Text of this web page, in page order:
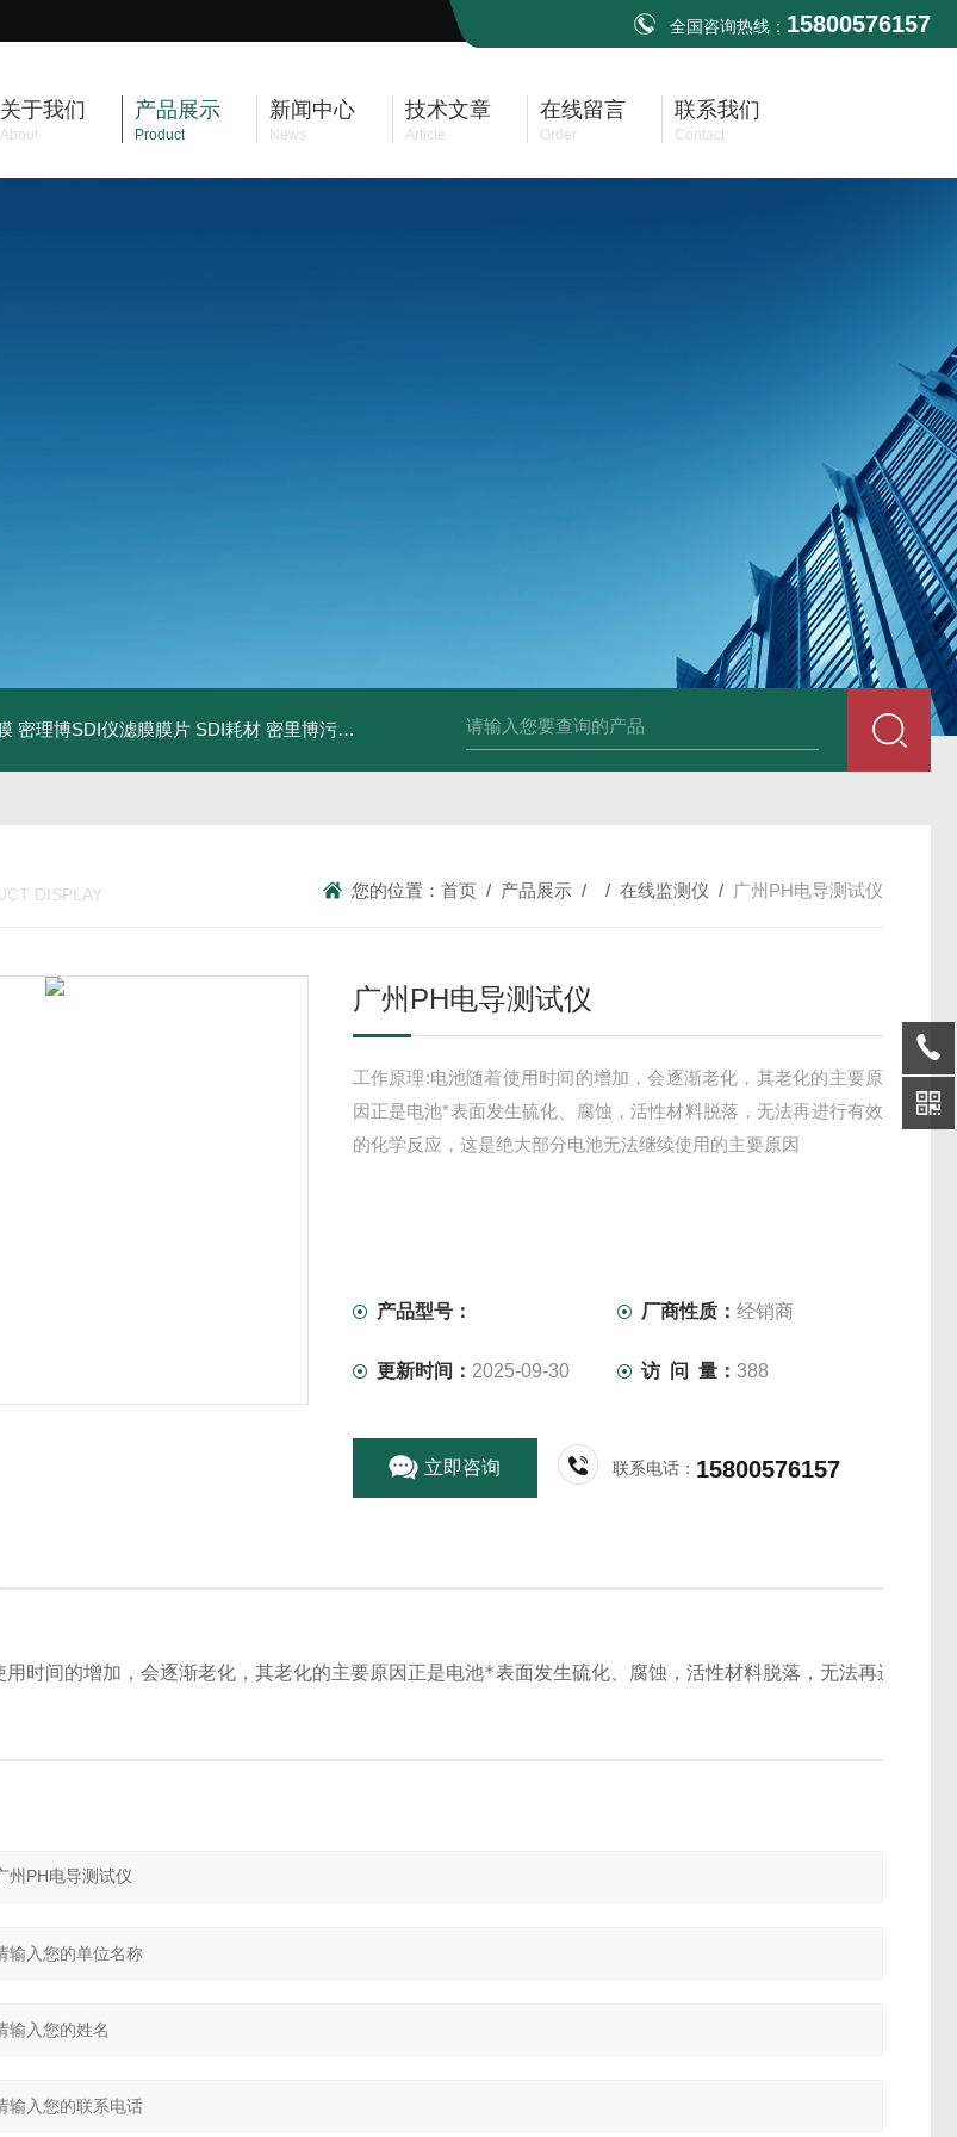
全国咨询热线： 15800576157
关于我们
About
产品展示
Product
新闻中心
News
技术文章
Article
在线留言
Order
联系我们
Contact
密理博SDI仪滤膜膜片 SDI耗材 密里博污染指数测定仪 全自动在线SDI仪 爱科污染指数测定仪 爱科手动污染指数测定仪
DISPLAY 您的位置： 首页 / 产品展示 / / 在线监测仪 / 广州PH电导测试仪
广州PH电导测试仪
工作原理:电池随着使用时间的增加，会逐渐老化，其老化的主要原
因正是电池*表面发生硫化、腐蚀，活性材料脱落，无法再进行有效
的化学反应，这是绝大部分电池无法继续使用的主要原因
产品型号： 厂商性质：经销商
更新时间： 2025-09-30 访 问 量：388
立即咨询 联系电话： 15800576157
时间的增加，会逐渐老化，其老化的主要原因正是电池*表面发生硫化、腐蚀，活性材料脱落，无法再进行